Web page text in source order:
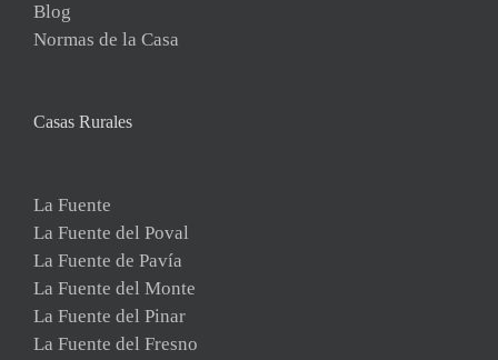
Blog
Normas de la Casa
Casas Rurales
La Fuente
La Fuente del Poval
La Fuente de Pavía
La Fuente del Monte
La Fuente del Pinar
La Fuente del Fresno